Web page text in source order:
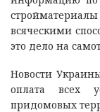
всяческими
это дело на
Новости
оплата всех
придомовых